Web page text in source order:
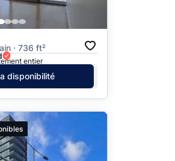
· 736 ft²
entier
disponibilité